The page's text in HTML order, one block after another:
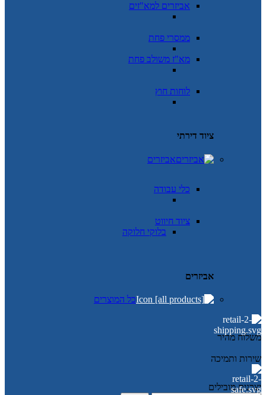
אביזרים למא"זים
ממסרי פחת
מא"ז משולב פחת
לוחות חוץ
ציוד דירתי
אביזרים
כלי עבודה
ציוד חיווט
בלוקי חלוקה
אביזרים
כל המוצרים
משלוח מהיר
שירות ותמיכה
יצרנים מובילים